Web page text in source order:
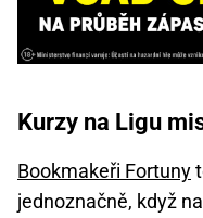
Kurzy na Ligu
Bookmakeři Fortuny
jednoznačně, když